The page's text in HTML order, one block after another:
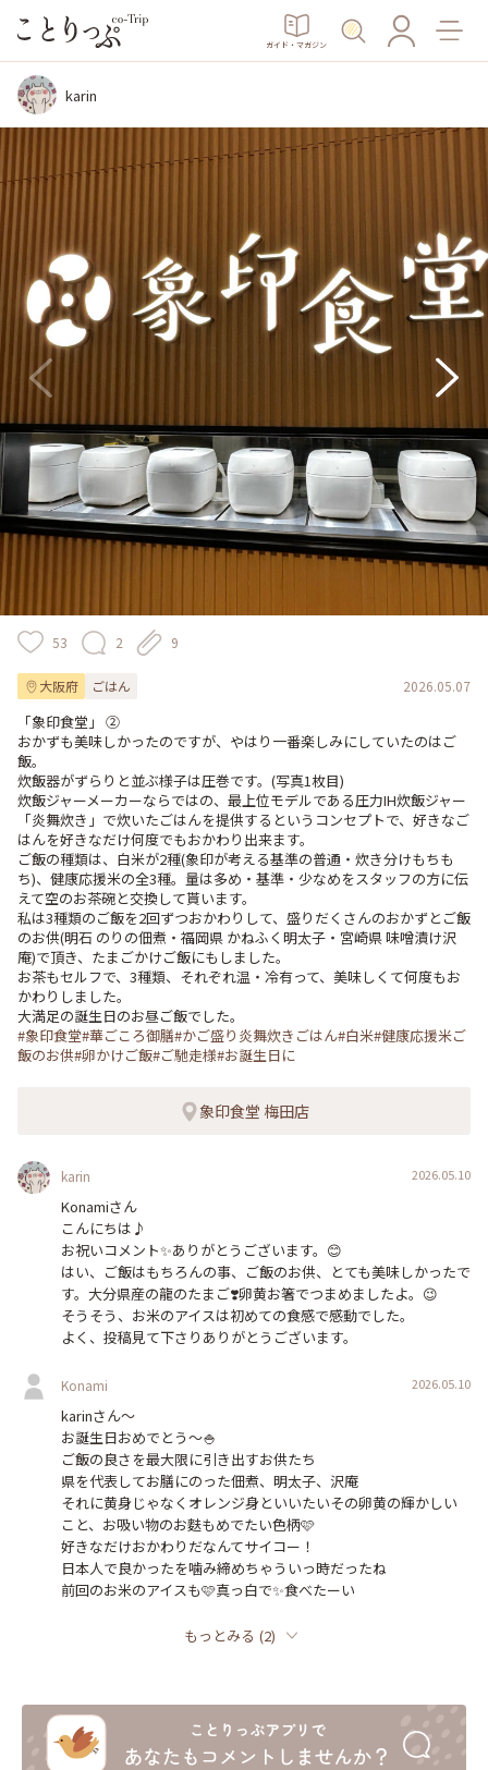
ガイド・マガジン
karin
53 2 9
大阪府 ごはん 2026.05.07
「象印食堂」 ②
おかずも美味しかったのですが、やはり一番楽しみにしていたのはご
飯。
炊飯器がずらりと並ぶ様子は圧巻です。(写真1枚目)
炊飯ジャーメーカーならではの、最上位モデルである圧力IH炊飯ジャー
「炎舞炊き」で炊いたごはんを提供するというコンセプトで、好きなご
はんを好きなだけ何度でもおかわり出来ます。
ご飯の種類は、白米が2種(象印が考える基準の普通・炊き分けもちも
ち)、健康応援米の全3種。量は多め・基準・少なめをスタッフの方に伝
えて空のお茶碗と交換して貰います。
私は3種類のご飯を2回ずつおかわりして、盛りだくさんのおかずとご飯
のお供(明石 のりの佃煮・福岡県 かねふく明太子・宮崎県 味噌漬け沢
庵)で頂き、たまごかけご飯にもしました。
お茶もセルフで、3種類、それぞれ温・冷有って、美味しくて何度もお
かわりしました。
#象印食堂#華ごころ御膳#かご盛り炎舞炊きごはん#白米#健康応援米ご
飯のお供#卵かけご飯#ご馳走様#お誕生日に
象印食堂 梅田店
karin 2026.05.10
Konamiさん
こんにちは♪
お祝いコメント✨ありがとうございます。😊
はい、ご飯はもちろんの事、ご飯のお供、とても美味しかったで
す。大分県産の龍のたまご❣️卵黄お箸でつまめましたよ。😉
そうそう、お米のアイスは初めての食感で感動でした。
よく、投稿見て下さりありがとうございます。
Konami 2026.05.10
karinさん〜
お誕生日おめでとう〜🍚
ご飯の良さを最大限に引き出すお供たち
県を代表してお膳にのった佃煮、明太子、沢庵
それに黄身じゃなくオレンジ身といいたいその卵黄の輝かしい
こと、お吸い物のお麩もめでたい色柄🩷
好きなだけおかわりだなんてサイコー！
日本人で良かったを噛み締めちゃういっ時だったね
前回のお米のアイスも🩷真っ白で✨食べたーい
もっとみる (2)